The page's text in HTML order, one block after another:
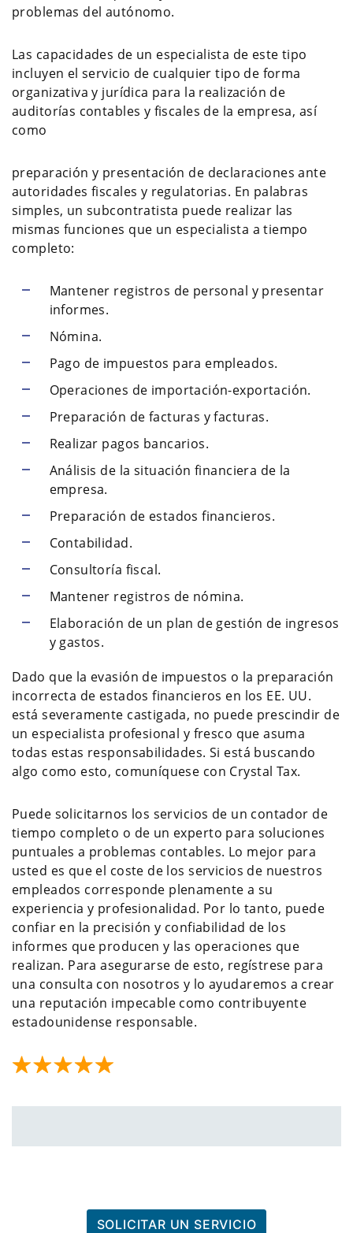
problemas del autónomo.
Las capacidades de un especialista de este tipo
incluyen el servicio de cualquier tipo de forma
organizativa y jurídica para la realización de
auditorías contables y fiscales de la empresa, así
como
preparación y presentación de declaraciones ante
autoridades fiscales y regulatorias. En palabras
simples, un subcontratista puede realizar las
mismas funciones que un especialista a tiempo
completo:
Mantener registros de personal y presentar
informes.
Nómina.
Pago de impuestos para empleados.
Operaciones de importación-exportación.
Preparación de facturas y facturas.
Realizar pagos bancarios.
Análisis de la situación financiera de la
empresa.
Preparación de estados financieros.
Contabilidad.
Consultoría fiscal.
Mantener registros de nómina.
Elaboración de un plan de gestión de ingresos
y gastos.
Dado que la evasión de impuestos o la preparación
incorrecta de estados financieros en los EE. UU.
está severamente castigada, no puede prescindir de
un especialista profesional y fresco que asuma
todas estas responsabilidades. Si está buscando
algo como esto, comuníquese con Crystal Tax.
Puede solicitarnos los servicios de un contador de
tiempo completo o de un experto para soluciones
puntuales a problemas contables. Lo mejor para
usted es que el coste de los servicios de nuestros
empleados corresponde plenamente a su
experiencia y profesionalidad. Por lo tanto, puede
confiar en la precisión y confiabilidad de los
informes que producen y las operaciones que
realizan. Para asegurarse de esto, regístrese para
una consulta con nosotros y lo ayudaremos a crear
una reputación impecable como contribuyente
estadounidense responsable.
SOLICITAR UN SERVICIO